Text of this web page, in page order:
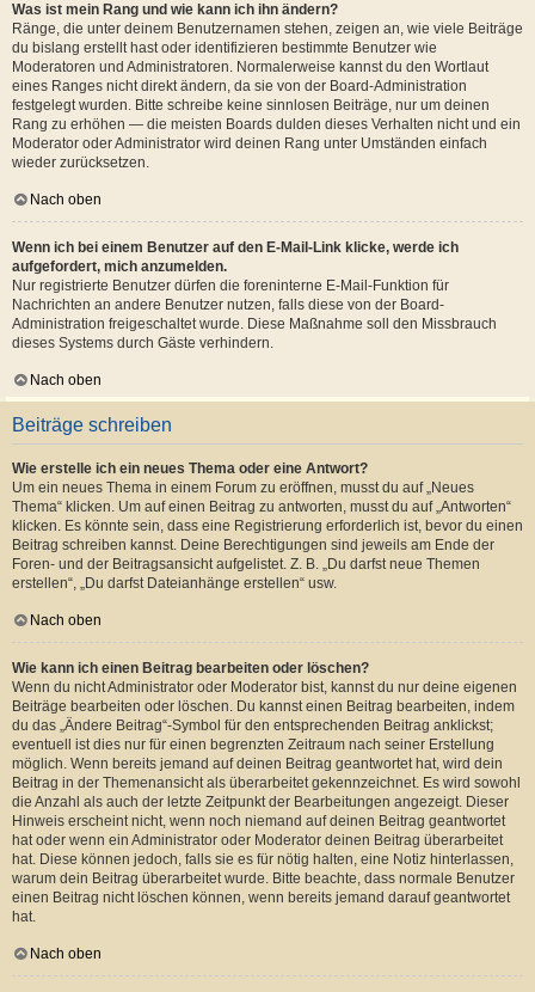
Was ist mein Rang und wie kann ich ihn ändern?
Ränge, die unter deinem Benutzernamen stehen, zeigen an, wie viele Beiträge
du bislang erstellt hast oder identifizieren bestimmte Benutzer wie
Moderatoren und Administratoren. Normalerweise kannst du den Wortlaut
eines Ranges nicht direkt ändern, da sie von der Board-Administration
festgelegt wurden. Bitte schreibe keine sinnlosen Beiträge, nur um deinen
Rang zu erhöhen — die meisten Boards dulden dieses Verhalten nicht und ein
Moderator oder Administrator wird deinen Rang unter Umständen einfach
wieder zurücksetzen.
Nach oben
Wenn ich bei einem Benutzer auf den E-Mail-Link klicke, werde ich
aufgefordert, mich anzumelden.
Nur registrierte Benutzer dürfen die foreninterne E-Mail-Funktion für
Nachrichten an andere Benutzer nutzen, falls diese von der Board-
Administration freigeschaltet wurde. Diese Maßnahme soll den Missbrauch
dieses Systems durch Gäste verhindern.
Nach oben
Beiträge schreiben
Wie erstelle ich ein neues Thema oder eine Antwort?
Um ein neues Thema in einem Forum zu eröffnen, musst du auf „Neues
Thema“ klicken. Um auf einen Beitrag zu antworten, musst du auf „Antworten“
klicken. Es könnte sein, dass eine Registrierung erforderlich ist, bevor du einen
Beitrag schreiben kannst. Deine Berechtigungen sind jeweils am Ende der
Foren- und der Beitragsansicht aufgelistet. Z. B. „Du darfst neue Themen
erstellen“, „Du darfst Dateianhänge erstellen“ usw.
Nach oben
Wie kann ich einen Beitrag bearbeiten oder löschen?
Wenn du nicht Administrator oder Moderator bist, kannst du nur deine eigenen
Beiträge bearbeiten oder löschen. Du kannst einen Beitrag bearbeiten, indem
du das „Ändere Beitrag“-Symbol für den entsprechenden Beitrag anklickst;
eventuell ist dies nur für einen begrenzten Zeitraum nach seiner Erstellung
möglich. Wenn bereits jemand auf deinen Beitrag geantwortet hat, wird dein
Beitrag in der Themenansicht als überarbeitet gekennzeichnet. Es wird sowohl
die Anzahl als auch der letzte Zeitpunkt der Bearbeitungen angezeigt. Dieser
Hinweis erscheint nicht, wenn noch niemand auf deinen Beitrag geantwortet
hat oder wenn ein Administrator oder Moderator deinen Beitrag überarbeitet
hat. Diese können jedoch, falls sie es für nötig halten, eine Notiz hinterlassen,
warum dein Beitrag überarbeitet wurde. Bitte beachte, dass normale Benutzer
einen Beitrag nicht löschen können, wenn bereits jemand darauf geantwortet
hat.
Nach oben